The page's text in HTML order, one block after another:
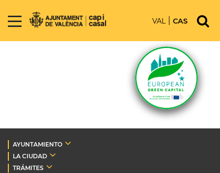
VAL CAS
AYUNTAMIENTO
LA CIUDAD
TRÁMITES